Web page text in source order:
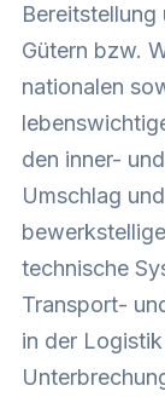
Bereitstellung
Gütern bzw.
nationalen
den inner-
Umschlag
technische
Transport-
in der